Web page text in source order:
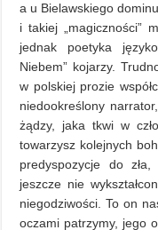
a u Bielawskiego
i takiej „magiczności”
jednak poetyka
Niebem” kojarzy.
w polskiej prozie
niedookreślony
żądzy, jaka tkwi w
towarzysz kolejnych
predyspozycje do
jeszcze nie
niegodziwości. To on
oczami patrzymy, jego